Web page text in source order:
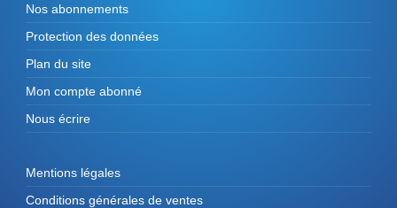
Nos abonnements
Protection des données
Plan du site
Mon compte abonné
Nous écrire
Mentions légales
Conditions générales de ventes